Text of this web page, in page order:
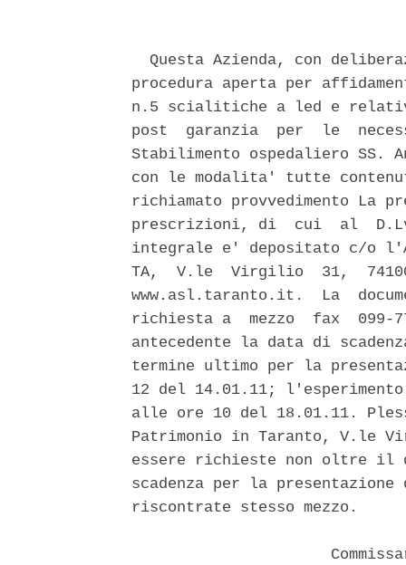
Questa Azienda, con
procedura aperta per
n.5 scialitiche a led e
post  garanzia  per  le
Stabilimento ospedaliero SS.
con le modalita' tutte
richiamato provvedimento La
prescrizioni, di  cui  al
integrale e' depositato c/o
TA,  V.le  Virgilio  31,
www.asl.taranto.it.  La
richiesta a  mezzo  fax
antecedente la data di
termine ultimo per la
12 del 14.01.11;
alle ore 10 del 18.01.11.
Patrimonio in Taranto, V.le
essere richieste non oltre il
scadenza per la
riscontrate stesso mezzo.